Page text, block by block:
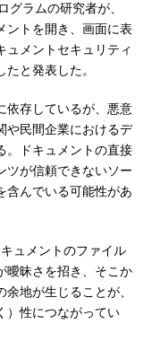
ラムの研究者が、
ントを開き、画面に表
ュメントセキュリティ
と発表した。
依存しているが、悪意
や民間企業におけるデ
。ドキュメントの直接
ツが信頼できないソー
含んでいる可能性があ
ュメントのファイル
曖昧さを招き、そこか
地が生じることが、
）性につながってい